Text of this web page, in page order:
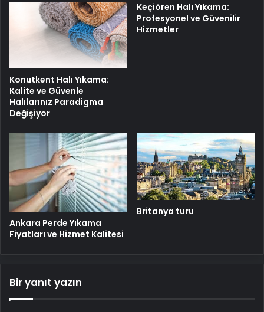
Konutkent Halı Yıkama:
Kalite ve Güvenle
Halılarınız Paradigma
Değişiyor
Keçiören Halı Yıkama:
Profesyonel ve Güvenilir
Hizmetler
Ankara Perde Yıkama
Fiyatları ve Hizmet Kalitesi
Britanya turu
Bir yanıt yazın